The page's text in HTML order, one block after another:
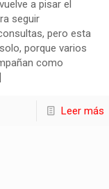
a pisar el
seguir
pero esta
porque varios
como
Leer más